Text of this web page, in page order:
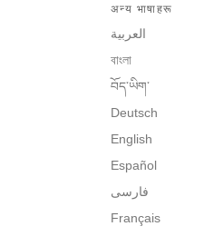
अन्य भाषाहरू
العربية
বাংলা
བོད་ཡིག་
Deutsch
English
Español
فارسی
Français